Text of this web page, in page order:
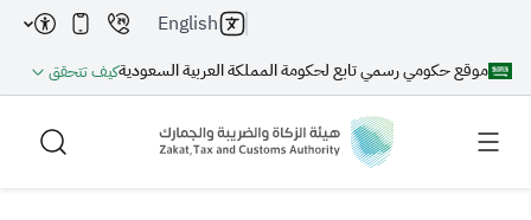
موقع حكومي رسمي تابع لحكومة المملكة العربية السعوديةكيف تتحقق
English